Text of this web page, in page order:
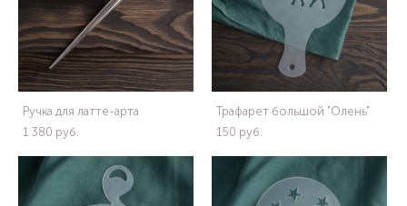
Ручка для латте-арта
1 380 pуб.
Трафарет большой "Олень"
150 pуб.